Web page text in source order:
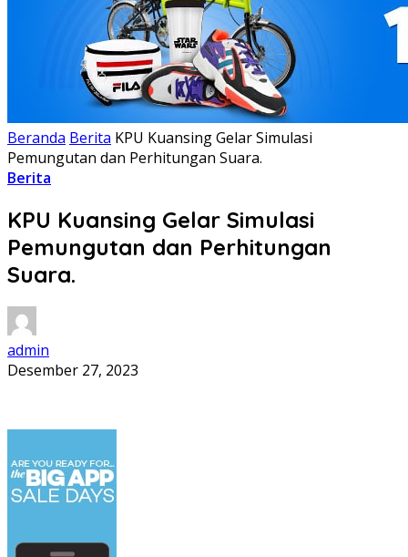
Beranda Berita KPU Kuansing Gelar Simulasi
Pemungutan dan Perhitungan Suara.
Berita
KPU Kuansing Gelar Simulasi
Pemungutan dan Perhitungan
Suara.
admin
Desember 27, 2023